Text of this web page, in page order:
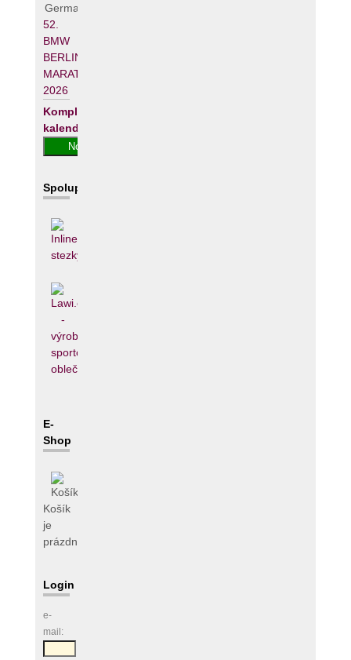
52.
BMW
BERLIN-
MARATHON
2026
Kompletní
kalendář
Spolupracujeme
E-
Shop
Košík
je
prázdný
Login
e-
mail: